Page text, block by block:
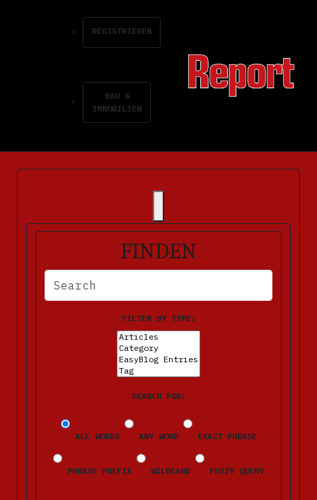
REGISTRIEREN
BAU &
IMMOBILIEN
FINDEN
BITTE FÜLLEN SIE DIE ERFORDERLICHEN FELDER AUS.
FILTER BY TYPE:
SEARCH FOR:
ALL WORDS ANY WORD EXACT PHRASE
PHRASE PREFIX WILDCARD FUZZY QUERY